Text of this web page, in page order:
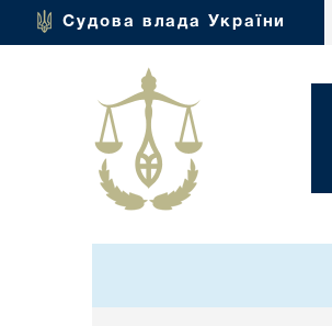
Судова влада України